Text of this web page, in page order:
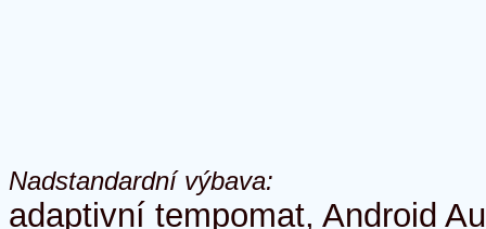
Nadstandardní výbava:
adaptivní tempomat, Android